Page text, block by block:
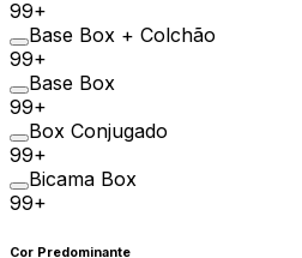
99+
Base Box + Colchão
99+
Base Box
99+
Box Conjugado
99+
Bicama Box
99+
Cor Predominante